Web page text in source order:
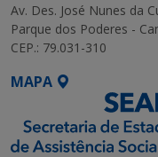
Av. Des. José Nunes da
Parque dos Poderes -
CEP.: 79.031-310
MAPA